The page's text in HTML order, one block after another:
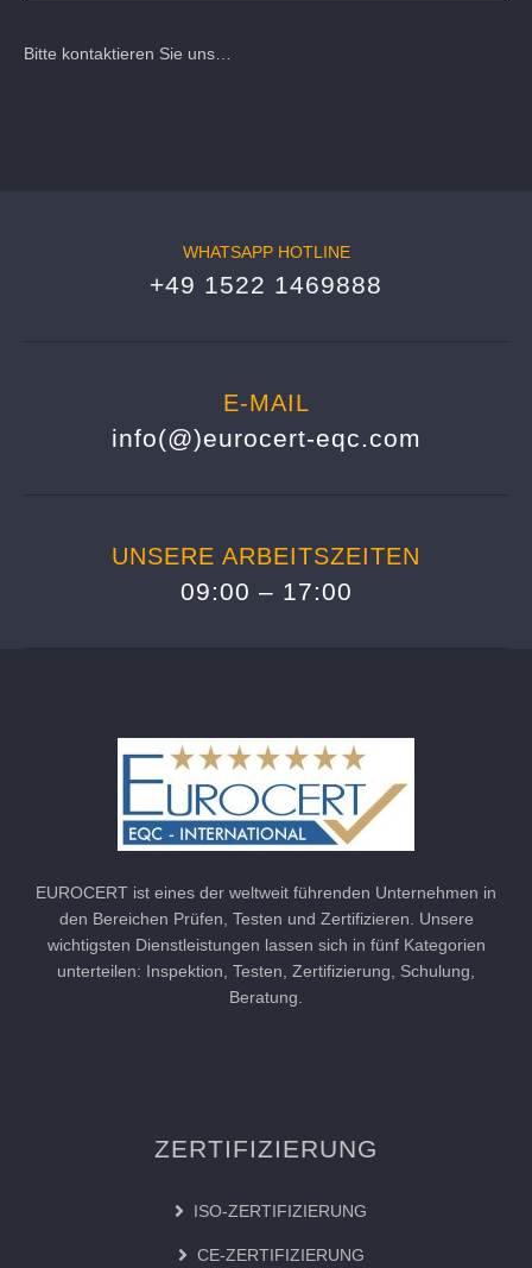
Bitte kontaktieren Sie uns…
WHATSAPP HOTLINE
+49 1522 1469888
E-MAIL
info(@)eurocert-eqc.com
UNSERE ARBEITSZEITEN
09:00 – 17:00
EUROCERT ist eines der weltweit führenden Unternehmen in
den Bereichen Prüfen, Testen und Zertifizieren. Unsere
wichtigsten Dienstleistungen lassen sich in fünf Kategorien
unterteilen: Inspektion, Testen, Zertifizierung, Schulung,
Beratung.
ZERTIFIZIERUNG
ISO-ZERTIFIZIERUNG
CE-ZERTIFIZIERUNG